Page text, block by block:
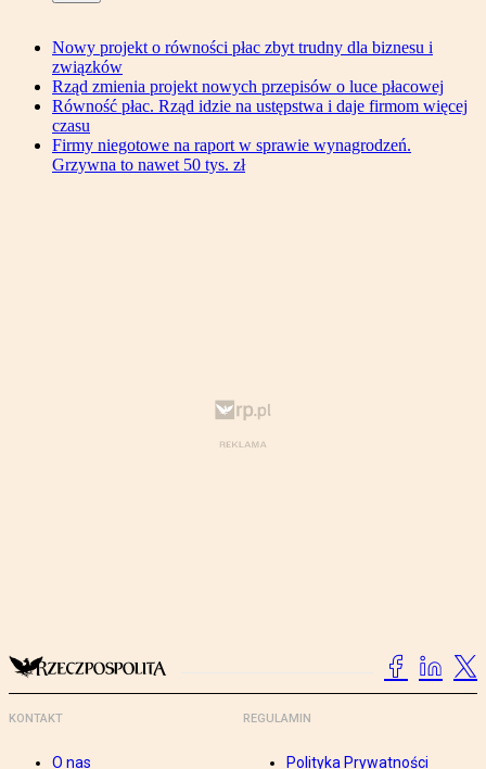
Nowy projekt o równości płac zbyt trudny dla biznesu i
związków
Rząd zmienia projekt nowych przepisów o luce płacowej
Równość płac. Rząd idzie na ustępstwa i daje firmom więcej
czasu
Firmy niegotowe na raport w sprawie wynagrodzeń.
Grzywna to nawet 50 tys. zł
KONTAKT
O nas
REGULAMIN
Polityka Prywatności